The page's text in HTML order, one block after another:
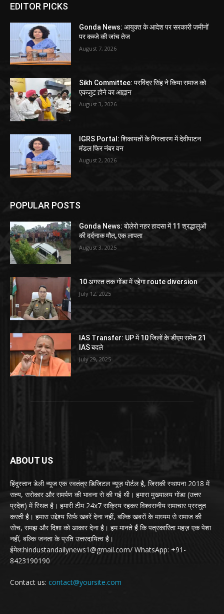
EDITOR PICKS
Gonda News: आयुक्त के आदेश पर सरकारी जमीनों
पर कब्जे की जांच तेज
August 7, 2026
Sikh Committee: परविंदर सिंह ने किया समाज को
एकजुट होने का आह्वान
August 3, 2026
IGRS Portal: शिकायतों के निस्तारण में देवीपाटन
मंडल फिर नंबर वन
August 2, 2026
POPULAR POSTS
Gonda News: बोलेरो नहर हादसा में 11 श्रद्धालुओं
की दर्दनाक मौत, एक लापता
August 3, 2025
10 अगस्त तक गोंडा में रहेगा route diversion
July 12, 2025
IAS Transfer: UP में 10 जिलों के डीएम समेत 21
IAS बदले
July 29, 2025
ABOUT US
हिंदुस्तान डेली न्यूज एक स्वतंत्र डिजिटल न्यूज़ पोर्टल है, जिसकी स्थापना 2018 में
सत्य, सरोकार और समर्पण की भावना से की गई थी। हमारा मुख्यालय गोंडा (उत्तर
प्रदेश) में स्थित है। हमारी टीम 24x7 सक्रिय रहकर विश्वसनीय समाचार प्रस्तुत
करती है। हमारा उद्देश्य सिर्फ खबरें देना नहीं, बल्कि खबरों के माध्यम से समाज की
सोच, समझ और दिशा को आकार देना है। हम मानते हैं कि पत्रकारिता महज़ एक पेशा
नहीं, बल्कि जनता के प्रति उत्तरदायित्व है।
ईमेल:hindustandailynews1@gmail.com/ WhatsApp: +91-
8423190190
Contact us: contact@yoursite.com